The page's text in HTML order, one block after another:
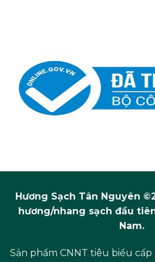
Hương Sạch Tân Nguyên
hương/nhang sạch đầu
Nam.
Sản phẩm CNNT tiêu biểu cấp